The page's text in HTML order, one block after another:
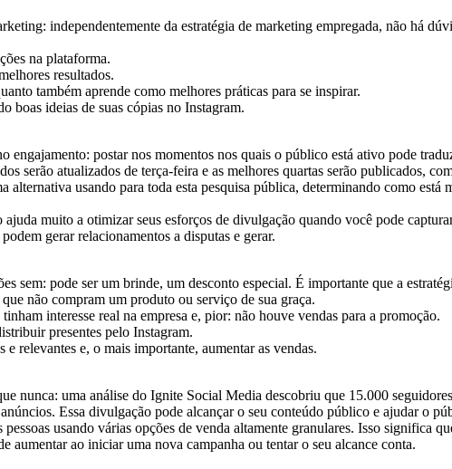
independentemente da estratégia de marketing empregada, não há
na plataforma.
resultados.
também aprende como melhores práticas para se inspirar.
boas ideias de suas cópias no Instagram.
postar nos momentos nos quais o público está ativo pode
serão atualizados de terça-feira e as melhores quartas serão publicados,
usando para toda esta pesquisa pública, determinando como está
muito a otimizar seus esforços de divulgação quando você pode
gerar relacionamentos a disputas e gerar.
sem: pode ser um brinde, um desconto especial. É importante que a
não compram um produto ou serviço de sua graça.
interesse real na empresa e, pior: não houve vendas para a promoção.
presentes pelo Instagram.
relevantes e, o mais importante, aumentar as vendas.
nunca: uma análise do Ignite Social Media descobriu que 15.000
Essa divulgação pode alcançar o seu conteúdo público e ajudar o
usando várias opções de venda altamente granulares. Isso significa
aumentar ao iniciar uma nova campanha ou tentar o seu alcance conta.